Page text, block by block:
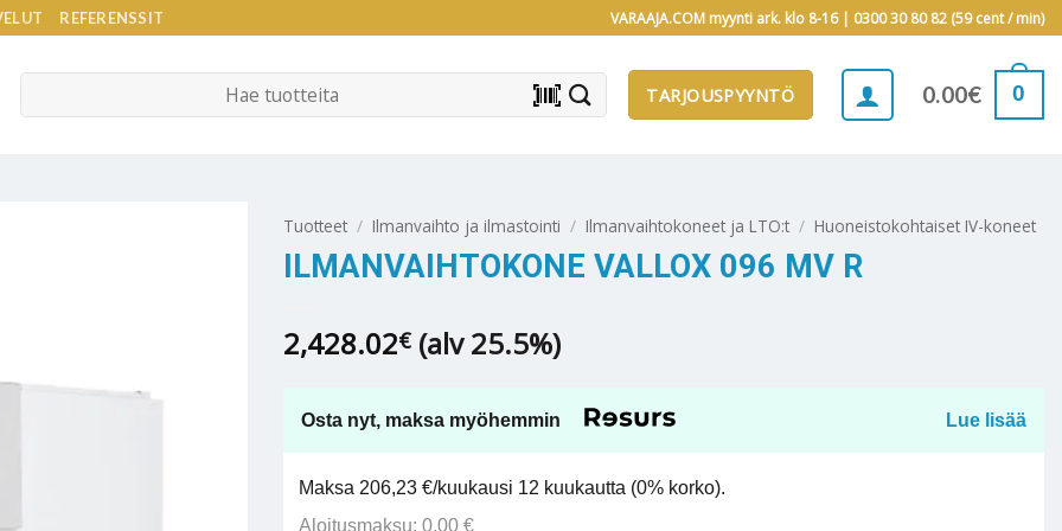
REFERENSSIT VARAAJA.COM myynti ark. klo 8-16 | 0300 30 80 82 (59 cent / min)
barcode_scanner TARJOUSPYYNTÖ 0.00€ 0
Tuotteet / Ilmanvaihto ja ilmastointi / Ilmanvaihtokoneet ja LTO:t / Huoneistokohtaiset IV-koneet
ILMANVAIHTOKONE VALLOX 096 MV R
2,428.02€ (alv 25.5%)
Osta nyt, maksa myöhemmin Lue lisää
Maksa 206,23 €/kuukausi 12 kuukautta (0% korko).
Aloitusmaksu: 0,00 €